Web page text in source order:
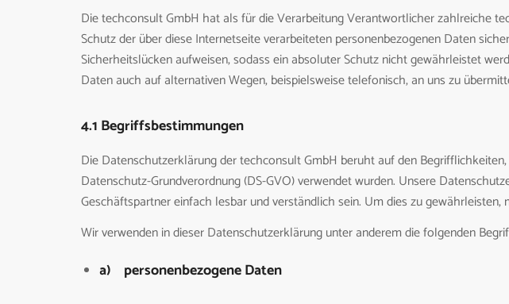
Die techconsult GmbH hat als für die Verarbeitung Verantwortlicher zahlreiche
Schutz der über diese Internetseite verarbeiteten personenbezogenen Daten
Sicherheitslücken aufweisen, sodass ein absoluter Schutz nicht gewährleistet
Daten auch auf alternativen Wegen, beispielsweise telefonisch, an uns zu
4.1 Begriffsbestimmungen
Die Datenschutzerklärung der techconsult GmbH beruht auf den
Datenschutz-Grundverordnung (DS-GVO) verwendet wurden. Unsere
Geschäftspartner einfach lesbar und verständlich sein. Um dies zu
Wir verwenden in dieser Datenschutzerklärung unter anderem die folgenden
a) personenbezogene Daten